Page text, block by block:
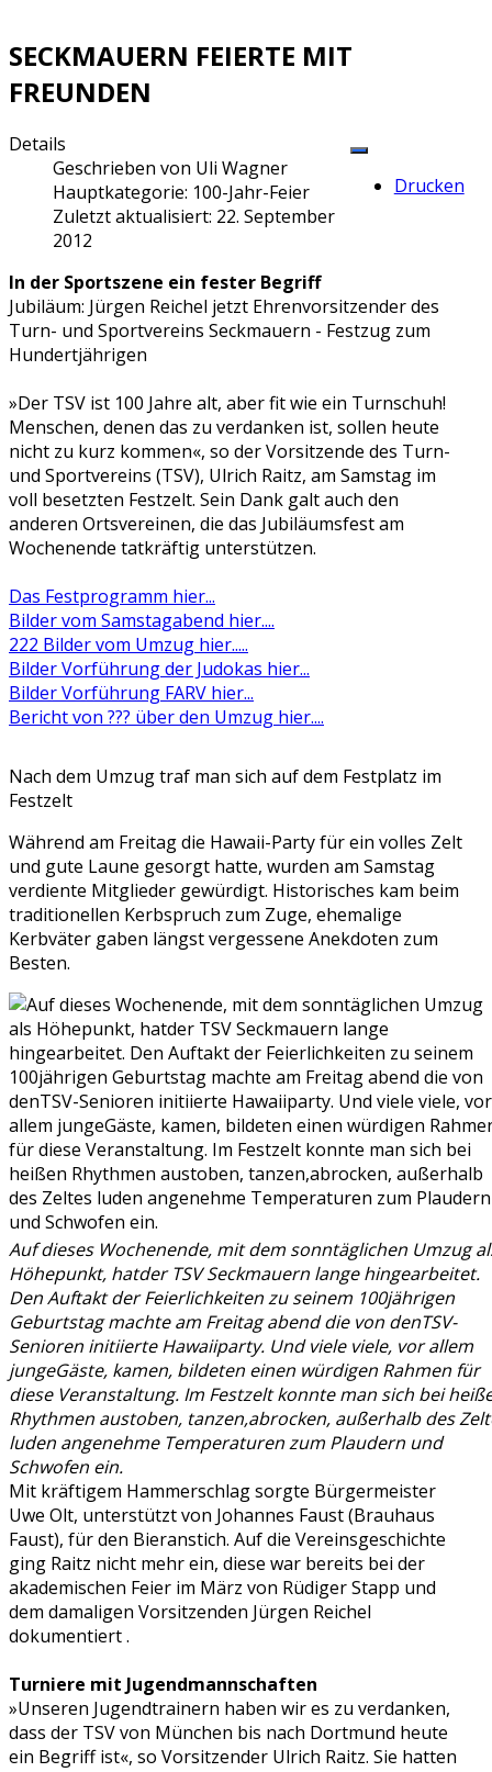
SECKMAUERN FEIERTE MIT
FREUNDEN
Drucken
Details
Geschrieben von Uli Wagner
Hauptkategorie: 100-Jahr-Feier
Zuletzt aktualisiert: 22. September
2012
In der Sportszene ein fester Begriff
Jubiläum: Jürgen Reichel jetzt Ehrenvorsitzender des
Turn- und Sportvereins Seckmauern - Festzug zum
Hundertjährigen
»Der TSV ist 100 Jahre alt, aber fit wie ein Turnschuh!
Menschen, denen das zu verdanken ist, sollen heute
nicht zu kurz kommen«, so der Vorsitzende des Turn-
und Sportvereins (TSV), Ulrich Raitz, am Samstag im
voll besetzten Festzelt. Sein Dank galt auch den
anderen Ortsvereinen, die das Jubiläumsfest am
Wochenende tatkräftig unterstützen.
Das Festprogramm hier...
Bilder vom Samstagabend hier....
222 Bilder vom Umzug hier.....
Bilder Vorführung der Judokas hier...
Bilder Vorführung FARV hier...
Bericht von ??? über den Umzug hier....
Nach dem Umzug traf man sich auf dem Festplatz im
Festzelt
Während am Freitag die Hawaii-Party für ein volles Zelt
und gute Laune gesorgt hatte, wurden am Samstag
verdiente Mitglieder gewürdigt. Historisches kam beim
traditionellen Kerbspruch zum Zuge, ehemalige
Kerbväter gaben längst vergessene Anekdoten zum
Besten.
Auf dieses Wochenende, mit dem sonntäglichen Umzug
Höhepunkt, hatder TSV Seckmauern lange hingearbeitet.
Den Auftakt der Feierlichkeiten zu seinem 100jährigen
Geburtstag machte am Freitag abend die von denTSV-
Senioren initiierte Hawaiiparty. Und viele viele, vor allem
jungeGäste, kamen, bildeten einen würdigen Rahmen für
diese Veranstaltung. Im Festzelt konnte man sich bei
Rhythmen austoben, tanzen,abrocken, außerhalb des
luden angenehme Temperaturen zum Plaudern und
Schwofen ein.
Mit kräftigem Hammerschlag sorgte Bürgermeister
Uwe Olt, unterstützt von Johannes Faust (Brauhaus
Faust), für den Bieranstich. Auf die Vereinsgeschichte
ging Raitz nicht mehr ein, diese war bereits bei der
akademischen Feier im März von Rüdiger Stapp und
dem damaligen Vorsitzenden Jürgen Reichel
dokumentiert .
Turniere mit Jugendmannschaften
»Unseren Jugendtrainern haben wir es zu verdanken,
dass der TSV von München bis nach Dortmund heute
ein Begriff ist«, so Vorsitzender Ulrich Raitz. Sie hatten